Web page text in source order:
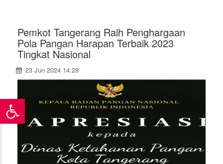
Pemkot Tangerang Raih Penghargaan
Pola Pangan Harapan Terbaik 2023
Tingkat Nasional
23 Jun 2024 14:28